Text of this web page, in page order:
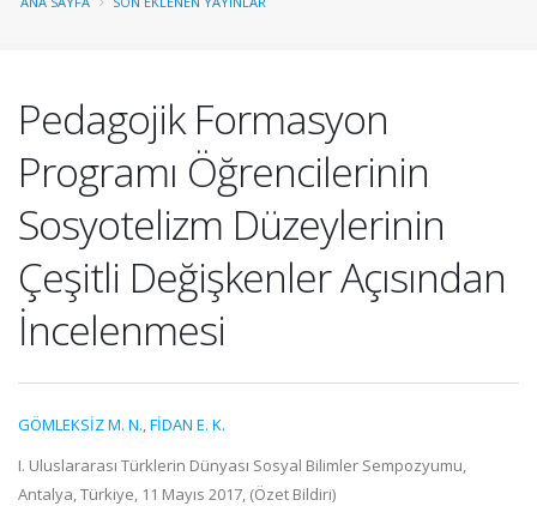
Pedagojik Formasyon
Programı Öğrencilerinin
Sosyotelizm Düzeylerinin
Çeşitli Değişkenler Açısından
İncelenmesi
GÖMLEKSİZ M. N.,FİDAN E. K.
I. Uluslararası Türklerin Dünyası Sosyal Bilimler Sempozyumu,
Antalya, Türkiye, 11 Mayıs 2017, (Özet Bildiri)